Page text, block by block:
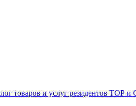
товаров и услуг резидентов ТОР